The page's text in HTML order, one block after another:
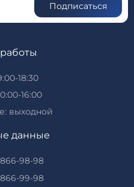
Подписаться
18:30
16:00
выходной
данные
98-98
99-98